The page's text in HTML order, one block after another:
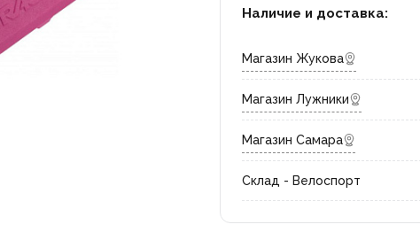
Наличие и доставка:
Магазин Жукова
Магазин Лужники
Магазин Самара
Склад - Велоспорт